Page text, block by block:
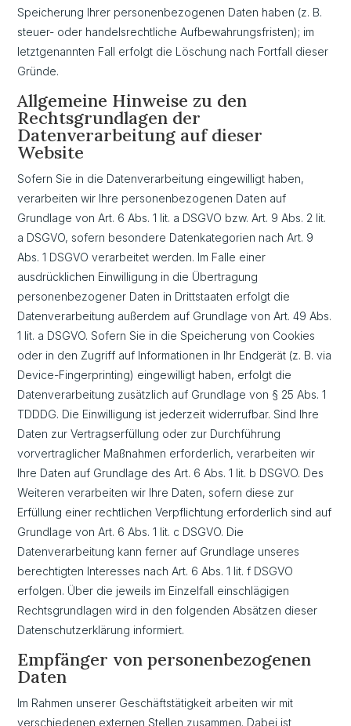
Speicherung Ihrer personenbezogenen Daten haben (z. B.
steuer- oder handelsrechtliche Aufbewahrungsfristen); im
letztgenannten Fall erfolgt die Löschung nach Fortfall dieser
Gründe.
Allgemeine Hinweise zu den
Rechtsgrundlagen der
Datenverarbeitung auf dieser
Website
Sofern Sie in die Datenverarbeitung eingewilligt haben,
verarbeiten wir Ihre personenbezogenen Daten auf
Grundlage von Art. 6 Abs. 1 lit. a DSGVO bzw. Art. 9 Abs. 2 lit.
a DSGVO, sofern besondere Datenkategorien nach Art. 9
Abs. 1 DSGVO verarbeitet werden. Im Falle einer
ausdrücklichen Einwilligung in die Übertragung
personenbezogener Daten in Drittstaaten erfolgt die
Datenverarbeitung außerdem auf Grundlage von Art. 49 Abs.
1 lit. a DSGVO. Sofern Sie in die Speicherung von Cookies
oder in den Zugriff auf Informationen in Ihr Endgerät (z. B. via
Device-Fingerprinting) eingewilligt haben, erfolgt die
Datenverarbeitung zusätzlich auf Grundlage von § 25 Abs. 1
TDDDG. Die Einwilligung ist jederzeit widerrufbar. Sind Ihre
Daten zur Vertragserfüllung oder zur Durchführung
vorvertraglicher Maßnahmen erforderlich, verarbeiten wir
Ihre Daten auf Grundlage des Art. 6 Abs. 1 lit. b DSGVO. Des
Weiteren verarbeiten wir Ihre Daten, sofern diese zur
Erfüllung einer rechtlichen Verpflichtung erforderlich sind auf
Grundlage von Art. 6 Abs. 1 lit. c DSGVO. Die
Datenverarbeitung kann ferner auf Grundlage unseres
berechtigten Interesses nach Art. 6 Abs. 1 lit. f DSGVO
erfolgen. Über die jeweils im Einzelfall einschlägigen
Rechtsgrundlagen wird in den folgenden Absätzen dieser
Datenschutzerklärung informiert.
Empfänger von personenbezogenen
Daten
Im Rahmen unserer Geschäftstätigkeit arbeiten wir mit
verschiedenen externen Stellen zusammen. Dabei ist